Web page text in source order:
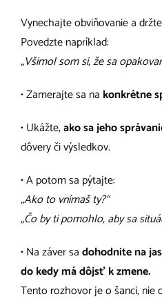
Vynechajte obviňovanie a
Povedzte napríklad:
„Všimol som si, že sa
• Zamerajte sa na konkrétne
• Ukážte,ako sa jeho
dôvery či výsledkov.
• A potom sa pýtajte:
„Ako to vnímaš ty?“
„Čo by ti pomohlo, aby sa
• Na záver sadohodnite na
do kedy má dôjsť k zmene.
Tento rozhovor je o šanci, nie